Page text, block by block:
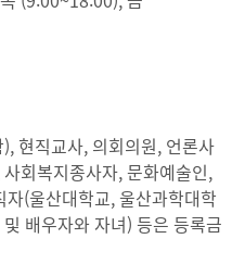
현직교사, 의회의원, 언론사
회복지종사자, 문화예술인,
(울산대학교, 울산과학대학
배우자와 자녀) 등은 등록금